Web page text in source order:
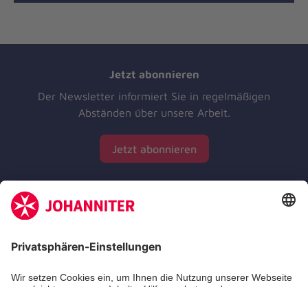
Jetzt abonnieren
Der Newsletter informiert Sie in regelmäßigen
Abständen über unsere Arbeit.
Jetzt abonnieren
Zertifizierung der Johanniter-Unfall-Hilfe e.V.